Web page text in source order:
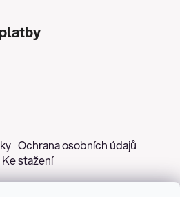
Ochrana osobních údajů
Ke stažení